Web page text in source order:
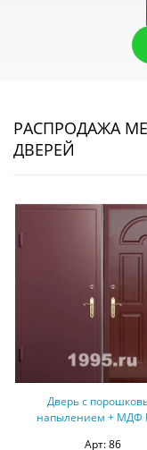
РАСПРОДАЖА
ДВЕРЕЙ
Дверь с порошковым
напылением + МДФ №33